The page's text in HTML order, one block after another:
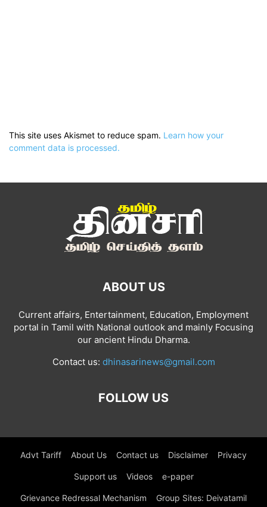
This site uses Akismet to reduce spam. Learn how your
comment data is processed.
ABOUT US
Current affairs, Entertainment, Education, Employment
portal in Tamil with National outlook and mainly Focusing
our ancient Hindu Dharma.
Contact us: dhinasarinews@gmail.com
FOLLOW US
Advt Tariff About Us Contact us Disclaimer Privacy
Support us Videos e-paper
Grievance Redressal Mechanism Group Sites: Deivatamil